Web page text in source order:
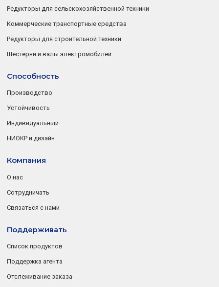
Редукторы для сельскохозяйственной техники
Коммерческие транспортные средства
Редукторы для строительной техники
Шестерни и валы электромобилей
Способность
Производство
Устойчивость
Индивидуальный
НИОКР и дизайн
Компания
О нас
Сотрудничать
Связаться с нами
Поддерживать
Список продуктов
Поддержка агента
Отслеживание заказа